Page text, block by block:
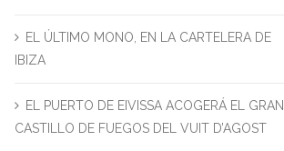
EL ÚLTIMO MONO, EN LA CARTELERA DE
IBIZA
EL PUERTO DE EIVISSA ACOGERÁ EL GRAN
CASTILLO DE FUEGOS DEL VUIT D’AGOST